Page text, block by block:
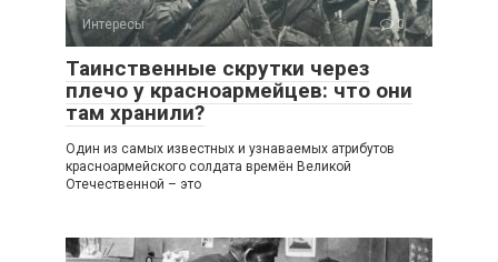
Интересы 0
Таинственные скрутки через
плечо у красноармейцев: что они
там хранили?
Один из самых известных и узнаваемых атрибутов
красноармейского солдата времён Великой
Отечественной – это